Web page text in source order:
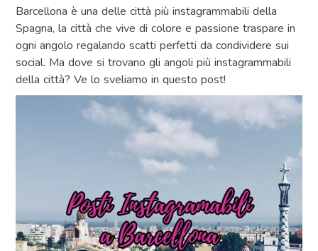
Barcellona è una delle città più instagrammabili della
Spagna, la città che vive di colore e passione traspare in
ogni angolo regalando scatti perfetti da condividere sui
social. Ma dove si trovano gli angoli più instagrammabili
della città? Ve lo sveliamo in questo post!